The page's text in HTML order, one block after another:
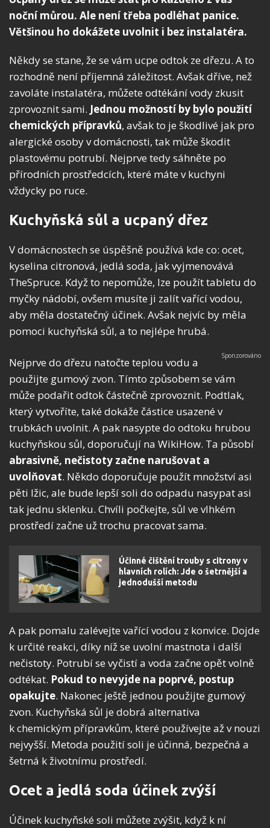
noční můrou. Ale není třeba podléhat panice.
Většinou ho dokážete uvolnit i bez instalatéra.
Někdy se stane, že se vám ucpe odtok ze dřezu. A to
rozhodně není příjemná záležitost. Avšak dříve, než
zavoláte instalatéra, můžete odtékání vody zkusit
zprovoznit sami. Jednou možností by bylo použití
chemických přípravků, avšak to je škodlivé jak pro
alergické osoby v domácnosti, tak může škodit
plastovému potrubí. Nejprve tedy sáhněte po
přírodních prostředcích, které máte v kuchyni
vždycky po ruce.
Kuchyňská sůl a ucpaný dřez
V domácnostech se úspěšně používá kde co: ocet,
kyselina citronová, jedlá soda, jak vyjmenovává
TheSpruce. Když to nepomůže, lze použít tabletu do
myčky nádobí, ovšem musíte ji zalít vařící vodou,
aby měla dostatečný účinek. Avšak nejvíc by měla
pomoci kuchyňská sůl, a to nejlépe hrubá.
Nejprve do dřezu natočte teplou vodu a
použijte gumový zvon. Tímto způsobem se vám
může podařit odtok částečně zprovoznit. Podtlak,
který vytvoříte, také dokáže částice usazené v
trubkách uvolnit. A pak nasypte do odtoku hrubou
kuchyňskou sůl, doporučují na WikiHow. Ta působí
abrasivně, nečistoty začne narušovat a
uvolňovat. Někdo doporučuje použít množství asi
pěti lžic, ale bude lepší soli do odpadu nasypat asi
tak jednu sklenku. Chvíli počkejte, sůl ve vlhkém
prostředí začne už trochu pracovat sama.
Účinné čištění trouby s citrony v
hlavních rolích: Jde o šetrnější a
jednodušší metodu
A pak pomalu zalévejte vařící vodou z konvice. Dojde
k určité reakci, díky níž se uvolní mastnota i další
nečistoty. Potrubí se vyčistí a voda začne opět volně
odtékat. Pokud to nevyjde na poprvé, postup
opakujte. Nakonec ještě jednou použijte gumový
zvon. Kuchyňská sůl je dobrá alternativa
k chemickým přípravkům, které používejte až v nouzi
nejvyšší. Metoda použití soli je účinná, bezpečná a
šetrná k životnímu prostředí.
Ocet a jedlá soda účinek zvýší
Účinek kuchyňské soli můžete zvýšit, když k ní